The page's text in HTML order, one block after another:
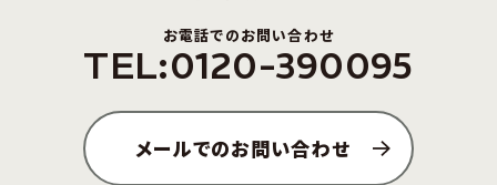
お電話でのお問い合わせ
TEL:0120-390095
メールでのお問い合わせ